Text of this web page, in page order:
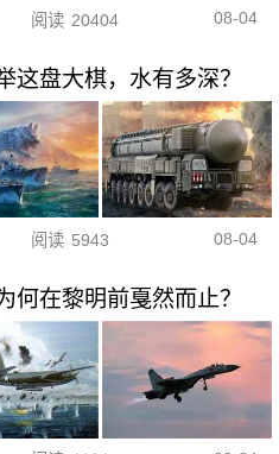
阅读 20404 08-04
这盘大棋，水有多深？
阅读 5943 08-04
何在黎明前戛然而止？